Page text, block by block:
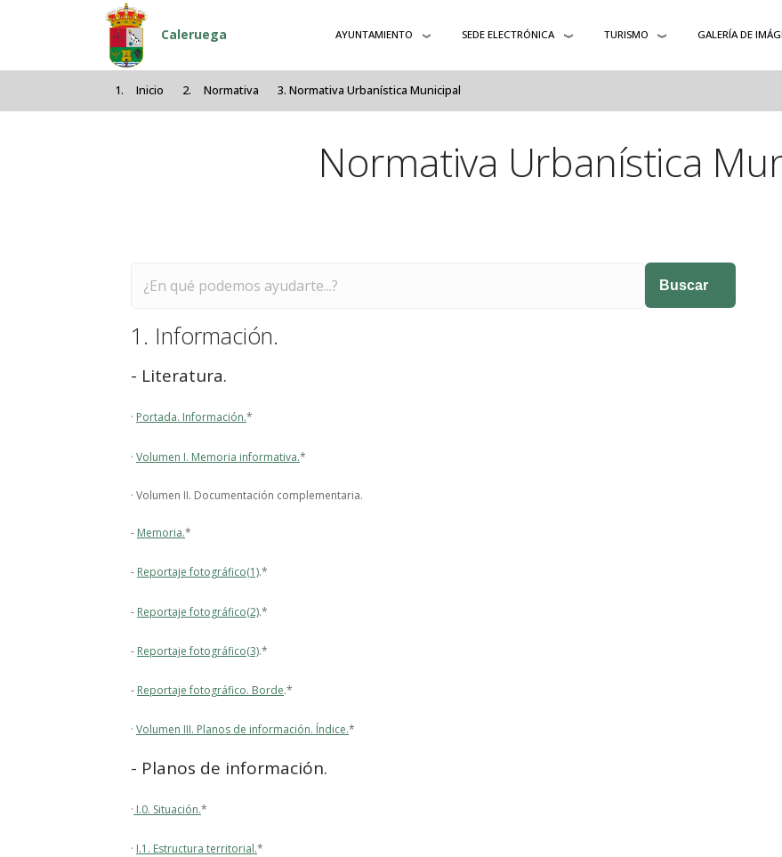
Pasar al contenido principal
Caleruega AYUNTAMIENTO SEDE ELECTRÓNICA TURISMO GALERÍA DE
Inicio Normativa Normativa Urbanística Municipal
Normativa Urbanística
Buscar
1. Información.
- Literatura.
· Portada. Información.*
· Volumen I. Memoria informativa.*
· Volumen II. Documentación complementaria.
- Memoria.*
- Reportaje fotográfico(1).*
- Reportaje fotográfico(2).*
- Reportaje fotográfico(3).*
- Reportaje fotográfico. Borde.*
· Volumen III. Planos de información. Índice.*
- Planos de información.
· I.0. Situación.*
· I.1. Estructura territorial.*